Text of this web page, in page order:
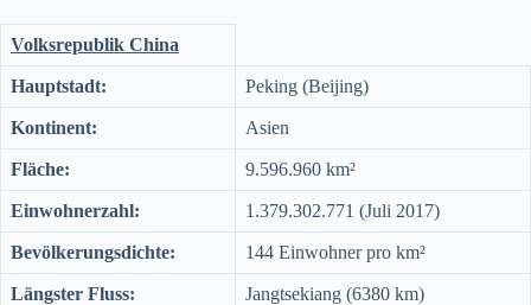
Volksrepublik China
Hauptstadt: Peking (Beijing)
Kontinent: Asien
Fläche: 9.596.960 km²
Einwohnerzahl: 1.379.302.771 (Juli 2017)
Bevölkerungsdichte: 144 Einwohner pro km²
Längster Fluss: Jangtsekiang (6380 km)